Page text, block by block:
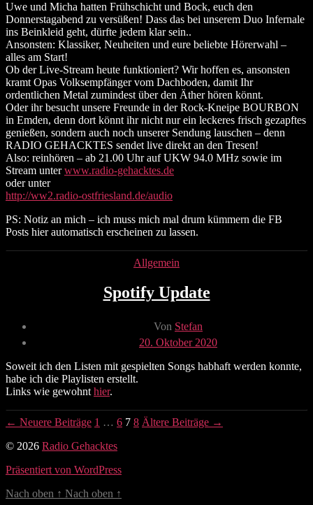
Uwe und Micha hatten Frühschicht und Bock, euch den
Donnerstagabend zu versüßen! Dass das bei unserem Duo Infernale
ins Beinkleid geht, dürfte jedem klar sein..
Ansonsten: Klassiker, Neuheiten und eure beliebte Hörerwahl –
alles am Start!
Ob der Live-Stream heute funktioniert? Wir hoffen es, ansonsten
kramt Opas Volksempfänger vom Dachboden, damit Ihr
ordentlichen Metal zumindest über den Äther hören könnt.
Oder ihr besucht unsere Freunde in der Rock-Kneipe BOURBON
in Emden, denn dort könnt ihr nicht nur ein leckeres frisch gezapftes
genießen, sondern auch noch unserer Sendung lauschen – denn
RADIO GEHACKTES sendet live direkt an den Tresen!
Also: reinhören – ab 21.00 Uhr auf UKW 94.0 MHz sowie im
Stream unterwww.radio-gehacktes.de
oder unter
http://ww2.radio-ostfriesland.de/audio
PS: Notiz an mich – ich muss mich mal drum kümmern die FB
Posts hier automatisch erscheinen zu lassen.
Kategorien
Allgemein
Spotify Update
Beitragsautor
Von Stefan
Veröffentlichungsdatum
20. Oktober 2020
Soweit ich den Listen mit gespielten Songs habhaft werden konnte,
habe ich die Playlisten erstellt.
Links wie gewohnt hier.
Seitennummerierung
der
Beiträge
← Neuere Beiträge 1 … 6 7 8 Ältere Beiträge →
© 2026 Radio Gehacktes
Präsentiert von WordPress
Nach oben ↑ Nach oben ↑